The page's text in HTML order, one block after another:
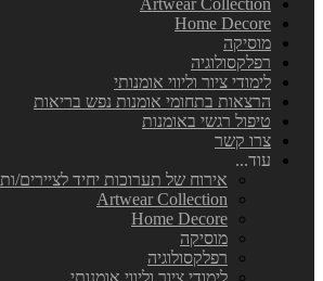
Artwear Collection
Home Decore
מוסיקה
רפלקסולוגיה
לימודי ציור וליווי אומנותי
הרצאות בתחומי אומנות נפש בריאות
טיפול רגשי באומנות
צרו קשר
עוד...
אירוח של תערוכות יחיד לציירים/ות
Artwear Collection
Home Decore
מוסיקה
רפלקסולוגיה
לימודי ציור וליווי אומנותי